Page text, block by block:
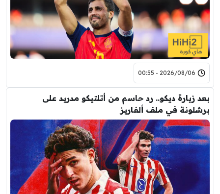
2026/08/06 - 00:55
بعد زيارة ديكو.. رد حاسم من أتلتيكو مدريد على
برشلونة في ملف ألفاريز